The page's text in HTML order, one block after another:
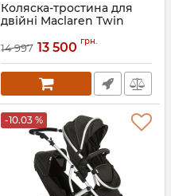
Коляска-тростина для
двійні Maclaren Twin
Артикул:WM1Y120042
14 997 13 500 грн.
-10.03 %